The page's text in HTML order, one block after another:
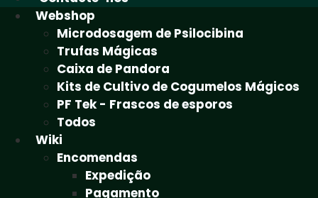
Webshop
Microdosagem de Psilocibina
Trufas Mágicas
Caixa de Pandora
Kits de Cultivo de Cogumelos Mágicos
PF Tek - Frascos de esporos
Todos
Wiki
Encomendas
Expedição
Pagamento